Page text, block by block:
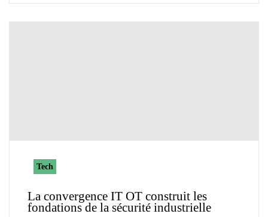
Tech
La convergence IT OT construit les
fondations de la sécurité industrielle